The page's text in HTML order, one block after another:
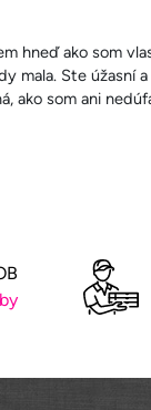
hneď ako som
mala. Ste úžasní
ako som ani